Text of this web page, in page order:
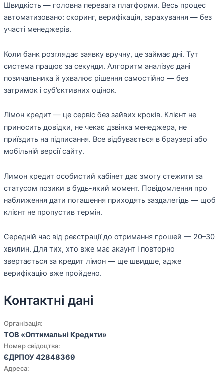
Швидкість — головна перевага платформи. Весь процес
автоматизовано: скоринг, верифікація, зарахування — без
участі менеджерів.
Коли банк розглядає заявку вручну, це займає дні. Тут
система працює за секунди. Алгоритм аналізує дані
позичальника й ухвалює рішення самостійно — без
затримок і суб’єктивних оцінок.
Лімон кредит — це сервіс без зайвих кроків. Клієнт не
приносить довідки, не чекає дзвінка менеджера, не
приїздить на підписання. Все відбувається в браузері або
мобільній версії сайту.
Лимон кредит особистий кабінет дає змогу стежити за
статусом позики в будь-який момент. Повідомлення про
наближення дати погашення приходять заздалегідь — щоб
клієнт не пропустив термін.
Середній час від реєстрації до отримання грошей — 20–30
хвилин. Для тих, хто вже має акаунт і повторно
звертається за кредит лімон — ще швидше, адже
верифікацію вже пройдено.
Контактні дані
Організація:
ТОВ «Оптимальні Кредити»
Номер свідоцтва:
ЄДРПОУ 42848369
Адреса: